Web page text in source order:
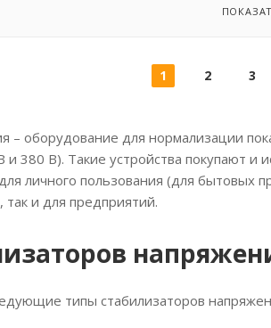
1 2 3
– оборудование для нормализации
и 380 В). Такие устройства покупают и
личного пользования (для бытовых
так и для предприятий.
типы стабилизаторов